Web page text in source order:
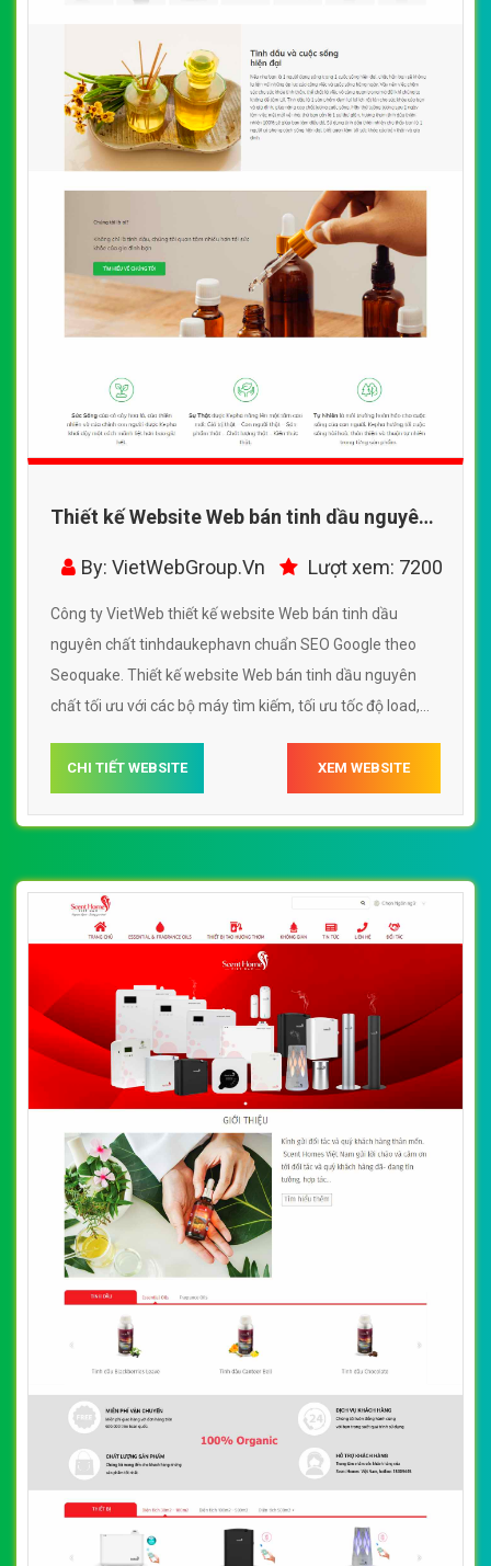
Thiết kế Website Web bán tinh dầu nguyên
chất - tinhdaukephavn
By: VietWebGroup.Vn Lượt xem: 7200
Công ty VietWeb thiết kế website Web bán tinh dầu
nguyên chất tinhdaukephavn chuẩn SEO Google theo
Seoquake. Thiết kế website Web bán tinh dầu nguyên
chất tối ưu với các bộ máy tìm kiếm, tối ưu tốc độ load,
lướt website Web bán tinh dầu nguyên chất
tinhdaukephavn
CHI TIẾT WEBSITE XEM WEBSITE